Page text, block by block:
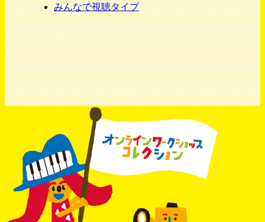
みんなで視聴タイプ